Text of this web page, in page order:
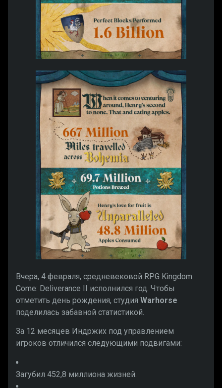
Вчера, 4 февраля, средневековой RPG Kingdom
Come: Deliverance II исполнился год. Чтобы
отметить день рождения, студия Warhorse
поделилась забавной статистикой.
За 12 месяцев Индржих под управлением
игроков отличился следующими подвигами:
Загубил 452,8 миллиона жизней.